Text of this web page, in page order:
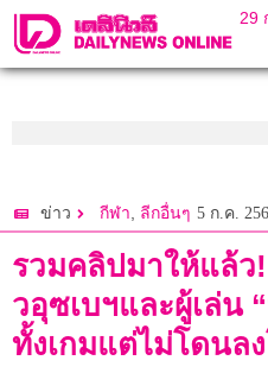
29
ข่าว กีฬา, ลีกอื่นๆ 5 ก.ค.
รวมคลิปมาให้แล้
วอุซเบฯและผู้เล่น
ทั้งเกมแต่ไม่โดนล